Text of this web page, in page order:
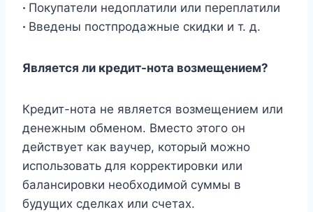
· Покупатели недоплатили или переплатили
· Введены постпродажные скидки и т. д.
Является ли кредит-нота возмещением?
Кредит-нота не является возмещением или
денежным обменом. Вместо этого он
действует как ваучер, который можно
использовать для корректировки или
балансировки необходимой суммы в
будущих сделках или счетах.